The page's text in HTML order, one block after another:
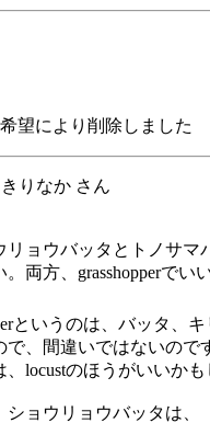
望により削除しました
きりなか さん
ョウバッタとトノサマ
両方、grasshopperでい
というのは、バッタ、
で、間違いではないので
locustのほうがいいかも
ョウリョウバッタは、